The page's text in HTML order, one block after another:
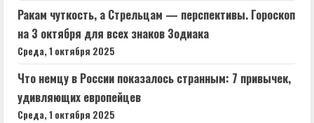
Ракам чуткость, а Стрельцам — перспективы. Гороскоп
на 3 октября для всех знаков Зодиака
Среда, 1 октября 2025
Что немцу в России показалось странным: 7 привычек,
удивляющих европейцев
Среда, 1 октября 2025